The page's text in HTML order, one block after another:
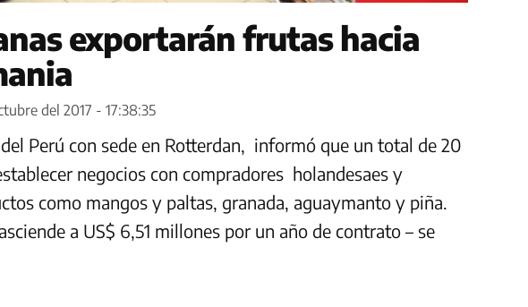
exportarán frutas hacia
del 2017 - 17:38:35
Perú con sede en Rotterdan, informó que un total de 20
negocios con compradores holandesaes y
como mangos y paltas, granada, aguaymanto y piña.
a US$ 6,51 millones por un año de contrato – se